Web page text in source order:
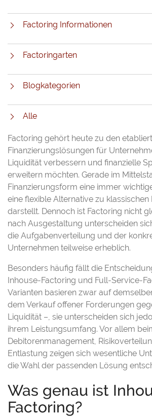
Factoring Informationen
Factoringarten
Blogkategorien
Alle
Factoring gehört heute zu den
Finanzierungslösungen für
Liquidität verbessern und finanzielle
erweitern möchten. Gerade im
Finanzierungsform eine immer
eine flexible Alternative zu klassischen
darstellt. Dennoch ist Factoring nicht
nach Ausgestaltung unterscheiden
die Aufgabenverteilung und der
Unternehmen teilweise erheblich.
Besonders häufig fällt die
Inhouse-Factoring und Full-Service-
Varianten basieren zwar auf
dem Verkauf offener Forderungen
Liquidität –, sie unterscheiden sich
ihrem Leistungsumfang. Vor allem
Debitorenmanagement,
Entlastung zeigen sich wesentliche
die Wahl der passenden Lösung
Was genau ist
Factoring?